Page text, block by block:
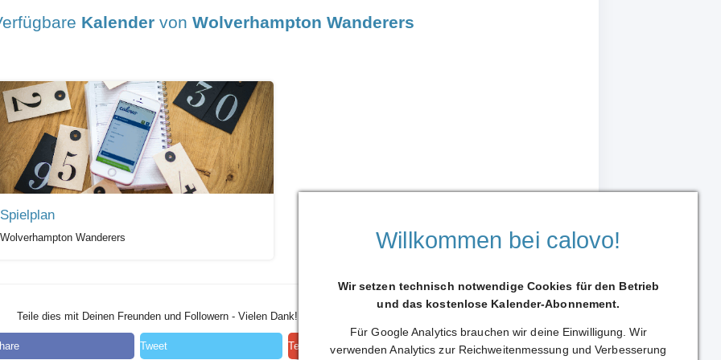
Kalender von Wolverhampton Wanderers
Spielplan
Wolverhampton Wanderers
Teile dies mit Deinen Freunden und Followern - Vielen Dank!
Tweet Teilen Weiterleiten
Willkommen bei calovo!
Wir setzen technisch notwendige Cookies für den Betrieb
und das kostenlose Kalender-Abonnement.
Für Google Analytics brauchen wir deine Einwilligung. Wir
verwenden Analytics zur Reichweitenmessung und Verbesserung